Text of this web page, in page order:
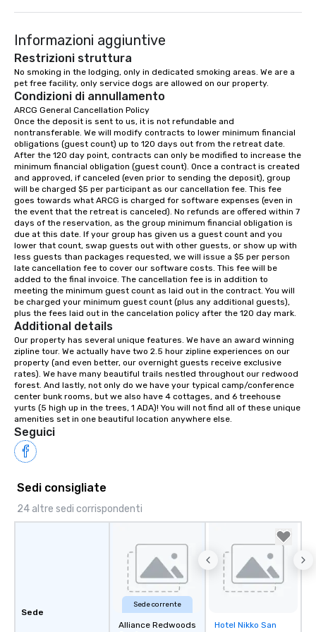
snack options to make your day with
your team enjoyable and successful.
We have a large dining hall that can
serve 450 guests at a time. But, if you
would like a more intimate upscale
option, our full catering team can work
with you to create the meal of your
dreams! If you would like to use a
meeting room we have a number of
different rooms that are available,
from boardrooms to large venues. We
have cozy lodging options ranging
anywhere from cabins to cottages.
Wake up under the canopy in a
forested paradise at whatever level
of creature comfort your team
prefers. Call or email us today to plan
your retreat!
Informazioni aggiuntive
Restrizioni struttura
No smoking in the lodging, only in dedicated smoking areas. We are a
pet free facility, only service dogs are allowed on our property.
Condizioni di annullamento
ARCG General Cancellation Policy
Once the deposit is sent to us, it is not refundable and
nontransferable. We will modify contracts to lower minimum financial
obligations (guest count) up to 120 days out from the retreat date.
After the 120 day point, contracts can only be modified to increase the
minimum financial obligation (guest count). Once a contract is created
and approved, if canceled (even prior to sending the deposit), group
will be charged $5 per participant as our cancellation fee. This fee
goes towards what ARCG is charged for software expenses (even in
the event that the retreat is canceled). No refunds are offered within 7
days of the reservation, as the group minimum financial obligation is
due at this date. If your group has given us a guest count and you
lower that count, swap guests out with other guests, or show up with
less guests than packages requested, we will issue a $5 per person
late cancellation fee to cover our software costs. This fee will be
added to the final invoice. The cancellation fee is in addition to
meeting the minimum guest count as laid out in the contract. You will
be charged your minimum guest count (plus any additional guests),
plus the fees laid out in the cancelation policy after the 120 day mark.
Additional details
Our property has several unique features. We have an award winning
zipline tour. We actually have two 2.5 hour zipline experiences on our
property (and even better, our overnight guests receive exclusive
rates). We have many beautiful trails nestled throughout our redwood
forest. And lastly, not only do we have your typical camp/conference
center bunk rooms, but we also have 4 cottages, and 6 treehouse
yurts (5 high up in the trees, 1 ADA)! You will not find all of these unique
amenities set in one beautiful location anywhere else.
Seguici
Sedi consigliate
24 altre sedi corrispondenti
Sede
Sede corrente
Alliance Redwoods
Removed from
Hotel Nikko San